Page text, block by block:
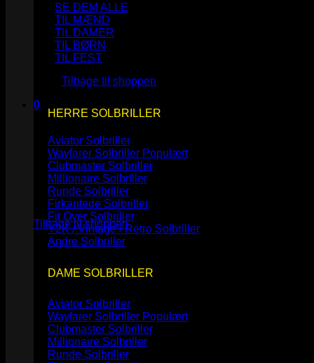
Ingen varer i kurven.
Tilbage til shoppen
0
Kurv
Ingen varer i kurven.
Tilbage til shoppen
SE DEM ALLE
TIL MÆND
TIL DAMER
TIL BØRN
TIL FEST
HERRE SOLBRILLER
Aviator Solbriller
Wayfarer Solbriller
Clubmaster Solbriller
Millionaire Solbriller
Runde Solbriller
Firkantede Solbriller
Fit Over Solbriller
Y2K / Vintage / Retro Solbriller
Andre Solbriller
DAME SOLBRILLER
Aviator Solbriller
Wayfarer Solbriller
Clubmaster Solbriller
Millionaire Solbriller
Runde Solbriller